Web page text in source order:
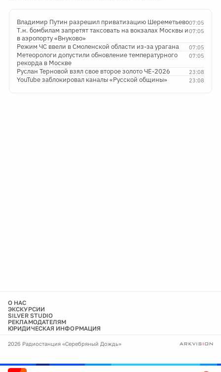
07:05
Владимир Путин разрешил приватизацию Шереметьево
07:05
Т.н. бомбилам запретят таксовать на вокзалах Москвы и
в аэропорту «Внуково»
07:05
Режим ЧС ввели в Смоленской области из-за урагана
07:05
Метеорологи допустили обновление температурного
рекорда в Москве
23:08
Руслан Терновой взял свое второе золото ЧЕ-2026
23:08
YouTube заблокировал каналы «Русской общины»
О НАС
ЭКСКУРСИИ
SILVER STUDIO
РЕКЛАМОДАТЕЛЯМ
ЮРИДИЧЕСКАЯ ИНФОРМАЦИЯ
2026 Радиостанция «Серебряный Дождь»